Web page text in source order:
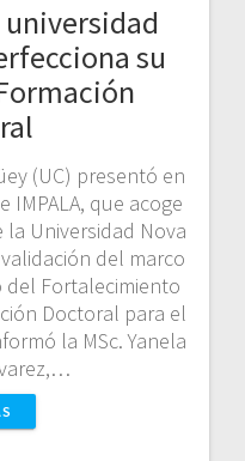
universidad
su
(UC) presentó en
IMPALA, que acoge
la Universidad Nova
del marco
del Fortalecimiento
Doctoral para el
la MSc. Yanela